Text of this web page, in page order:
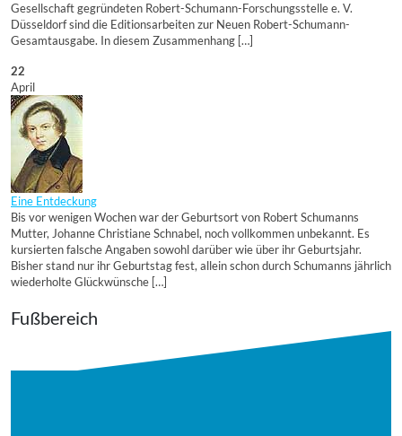
Gesellschaft gegründeten Robert-Schumann-Forschungsstelle e. V.
Düsseldorf sind die Editionsarbeiten zur Neuen Robert-Schumann-
Gesamtausgabe. In diesem Zusammenhang […]
22
April
Eine Entdeckung
Bis vor wenigen Wochen war der Geburtsort von Robert Schumanns
Mutter, Johanne Christiane Schnabel, noch vollkommen unbekannt. Es
kursierten falsche Angaben sowohl darüber wie über ihr Geburtsjahr.
Bisher stand nur ihr Geburtstag fest, allein schon durch Schumanns jährlich
wiederholte Glückwünsche […]
Fußbereich